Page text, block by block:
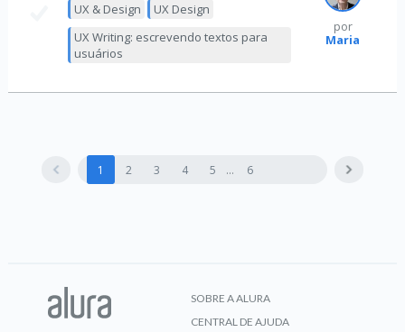
UX & Design
UX Design
UX Writing: escrevendo textos para
usuários
por
Maria
1 2 3 4 5 6
SOBRE A ALURA
CENTRAL DE AJUDA